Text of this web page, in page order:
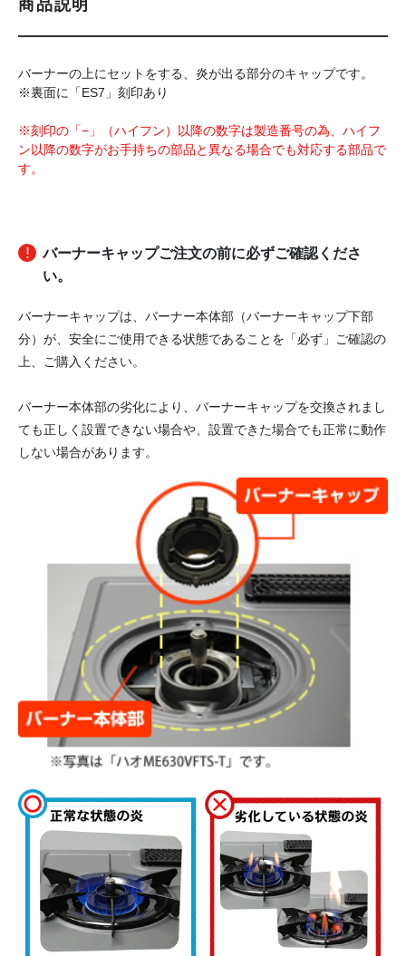
商品説明
バーナーの上にセットをする、炎が出る部分のキャップです。
※裏面に「ES7」刻印あり
※刻印の「−」（ハイフン）以降の数字は製造番号の為、ハイフ
ン以降の数字がお手持ちの部品と異なる場合でも対応する部品で
す。
バーナーキャップご注文の前に必ずご確認くださ
い。
バーナーキャップは、バーナー本体部（バーナーキャップ下部
分）が、安全にご使用できる状態であることを「必ず」ご確認の
上、ご購入ください。
バーナー本体部の劣化により、バーナーキャップを交換されまし
ても正しく設置できない場合や、設置できた場合でも正常に動作
しない場合があります。